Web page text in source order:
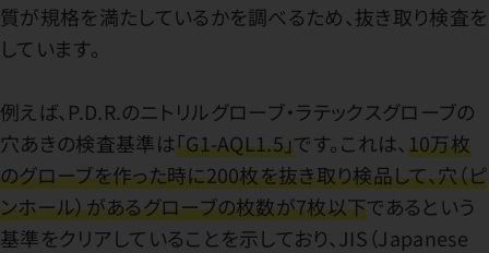
質が規格を満たしているかを調べるため、抜き取り検査を
しています。
例えば、P.D.R.のニトリルグローブ・ラテックスグローブの
穴あきの検査基準は「G1-AQL1.5」です。これは、10万枚
のグローブを作った時に200枚を抜き取り検品して、穴（ピ
ンホール）があるグローブの枚数が7枚以下であるという
基準をクリアしていることを示しており、JIS（Japanese